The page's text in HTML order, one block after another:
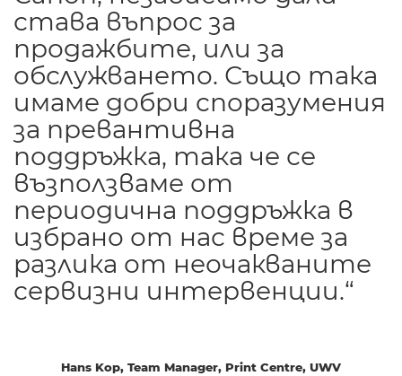
Hans Kop, Team Manager, Print Centre, UWV
става въпрос за
продажбите, или за
обслужването. Също така
имаме добри споразумения
за превантивна
поддръжка, така че се
възползваме от
периодична поддръжка в
избрано от нас време за
разлика от неочакваните
сервизни интервенции.“